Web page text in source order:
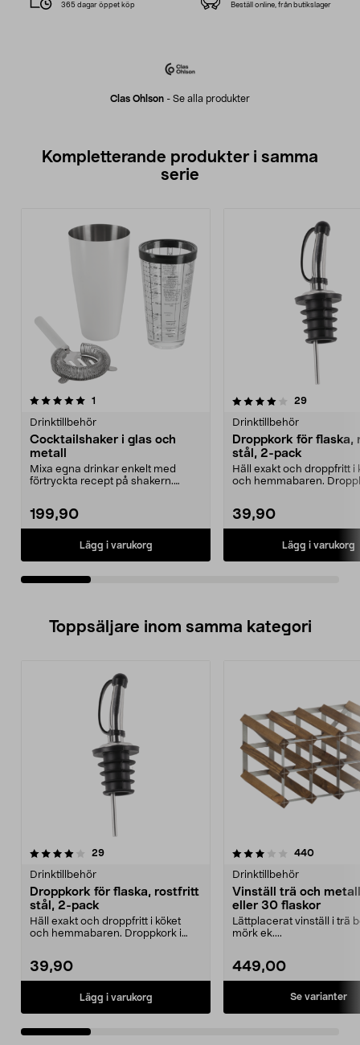
Clas Ohlson - Se alla produkter
365 dagar öppet köp Beställ online, från butikslager
Kompletterande produkter i samma
serie
1
Drinktillbehör
Cocktailshaker i glas och
metall
Mixa egna drinkar enkelt med
förtryckta recept på shakern.
199,90
Lägg i varukorg
4.0av 5 stjärnor 29recensioner
Drinktillbehör
Droppkork för
stål, 2-pack
Häll exakt och droppfritt i
och hemmabaren.
39,90
Lägg i varukorg
5.0av 5 stjärnor
Toppsäljare inom samma kategori
29recensioner
Drinktillbehör
Droppkork för flaska, rostfritt
stål, 2-pack
Häll exakt och droppfritt i köket
och hemmabaren. Droppkork i
39,90
Lägg i varukorg
3.5 av 5 stjärnor 440
Drinktillbehör
Vinställ trä och
eller 30 flaskor
Lättplacerat vinställ i trä
mörk ek....
449,00
Se varianter
4.0 av 5 stjärnor